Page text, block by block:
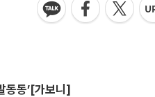
동동’[가보니]